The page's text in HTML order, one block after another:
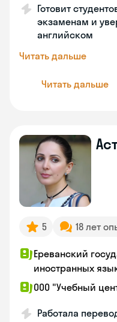
Готовит
экзаменам и
английском
Читать дальше
Читать дальше
5 18 лет
Ереванский
иностранных
ООО "Учебный
Работала